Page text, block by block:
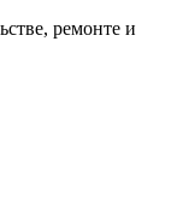
ремонте и